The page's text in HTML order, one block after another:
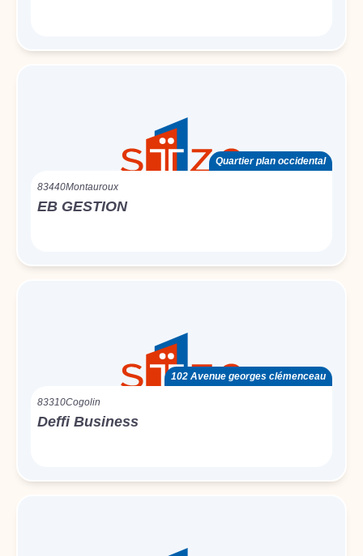
Quartier plan occidental
83440Montauroux
EB GESTION
102 Avenue georges clémenceau
83310Cogolin
Deffi Business